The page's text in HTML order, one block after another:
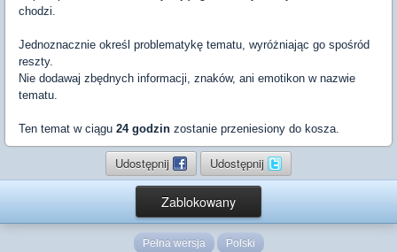
chodzi.
Jednoznacznie określ problematykę tematu, wyróżniając go spośród
reszty.
Nie dodawaj zbędnych informacji, znaków, ani emotikon w nazwie
tematu.
Ten temat w ciągu 24 godzin zostanie przeniesiony do kosza.
Udostępnij Udostępnij
Zablokowany
Pełna wersja Polski